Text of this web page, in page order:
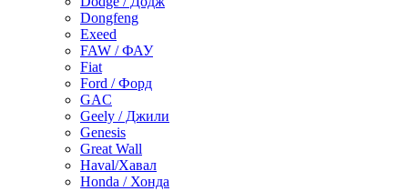
Dongfeng
Exeed
FAW / ФАУ
Fiat
Ford / Форд
GAC
Geely / Джили
Genesis
Great Wall
Haval/Хавал
Honda / Хонда